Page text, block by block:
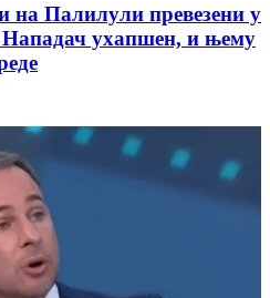
на Палилули превезени у
Нападач ухапшен, и њему